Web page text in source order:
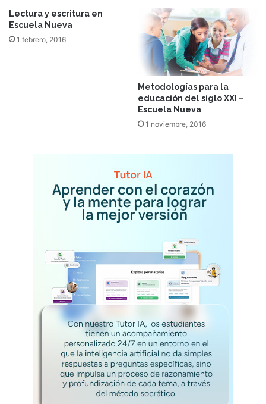
Lectura y escritura en
Escuela Nueva
1 febrero, 2016
Metodologías para la
educación del siglo XXI –
Escuela Nueva
1 noviembre, 2016